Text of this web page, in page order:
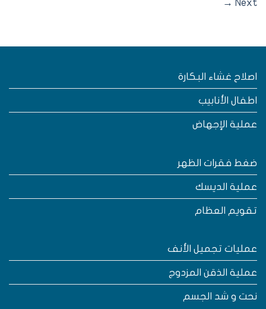
→
غشاء البكارة
الأنابيب
الإجهاض
فقرات الظهر
الديسك
العظام
تجميل الأنف
الذقن المزدوج
و شد الجسم